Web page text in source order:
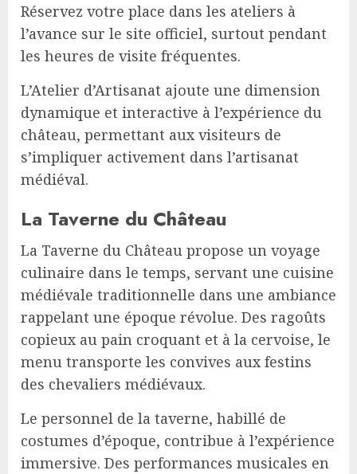
Réservez votre place dans les ateliers à
l’avance sur le site officiel, surtout pendant
les heures de visite fréquentes.
L’Atelier d’Artisanat ajoute une dimension
dynamique et interactive à l’expérience du
château, permettant aux visiteurs de
s’impliquer activement dans l’artisanat
médiéval.
La Taverne du Château
La Taverne du Château propose un voyage
culinaire dans le temps, servant une cuisine
médiévale traditionnelle dans une ambiance
rappelant une époque révolue. Des ragoûts
copieux au pain croquant et à la cervoise, le
menu transporte les convives aux festins
des chevaliers médiévaux.
Le personnel de la taverne, habillé de
costumes d’époque, contribue à l’expérience
immersive. Des performances musicales en